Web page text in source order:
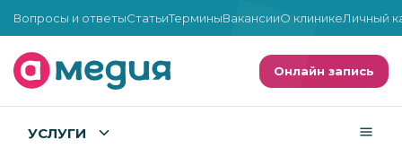
Вопросы и ответыСтатьиТерминыВакансииО клиникеЛичный
Онлайн запись
УСЛУГИ